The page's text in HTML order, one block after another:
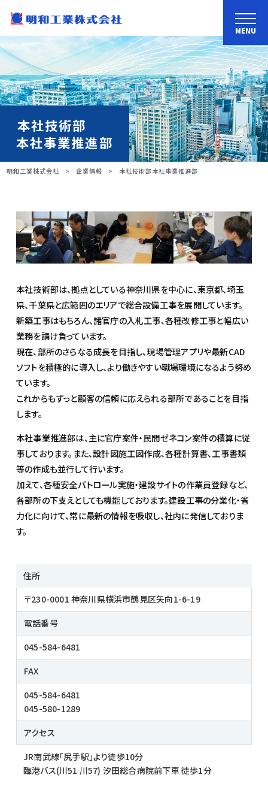
MENU
本社技術部
本社事業推進部
明和工業株式会社 > 企業情報 > 本社技術部 本社事業推進部
本社技術部は、拠点としている神奈川県を中心に、東京都、埼玉
県、千葉県と広範囲のエリアで総合設備工事を展開しています。
新築工事はもちろん、諸官庁の入札工事、各種改修工事と幅広い
業務を請け負っています。
現在、部所のさらなる成長を目指し、現場管理アプリや最新CAD
ソフトを積極的に導入し、より働きやすい職場環境になるよう努め
ています。
これからもずっと顧客の信頼に応えられる部所であることを目指
します。
本社事業推進部は、主に官庁案件・民間ゼネコン案件の積算に従
事しております。また、設計図施工図作成、各種計算書、工事書類
等の作成も並行して行います。
加えて、各種安全パトロール実施・建設サイトの作業員登録など、
各部所の下支えとしても機能しております。建設工事の分業化・省
力化に向けて、常に最新の情報を吸収し、社内に発信しておりま
す。
住所
〒230-0001 神奈川県横浜市鶴見区矢向1-6-19
電話番号
045-584-6481
FAX
045-584-6481
045-580-1289
アクセス
JR南武線「尻手駅」より徒歩10分
臨港バス(川51 川57) 汐田総合病院前下車 徒歩1分